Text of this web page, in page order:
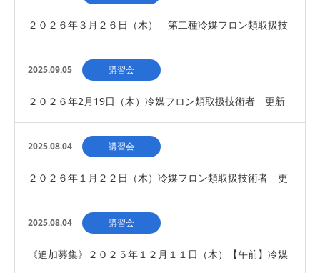
２０２６年３月２６日（木） 第二種冷媒フロン類取扱技
術者 新規講習会 （募集締切）
2025.09.05 講習会
２０２６年2月19日（木）冷媒フロン類取扱技術者 更新
講習会開催について （募集締切）
2025.08.04 講習会
２０２６年１月２２日（木）冷媒フロン類取扱技術者 更
新講習会開催について（募集締切）
2025.08.04 講習会
《追加募集》２０２５年１２月１１日（木）【午前】冷媒